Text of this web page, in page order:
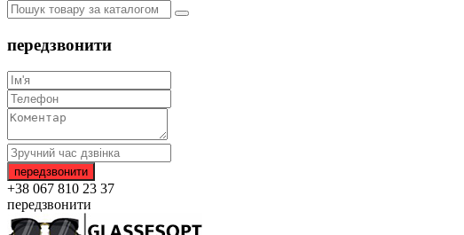
передзвонити
+38 067 810 23 37
передзвонити